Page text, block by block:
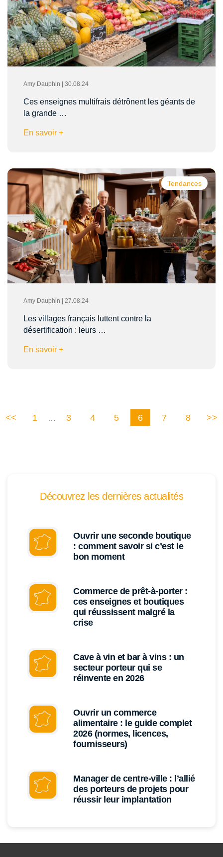
Amy Dauphin | 30.08.24
Ces enseignes multifrais détrônent les géants de
la grande …
En savoir +
Tendances
Amy Dauphin | 27.08.24
Les villages français luttent contre la
désertification : leurs …
En savoir +
<< 1 … 3 4 5 6 7 8 >>
Découvrez les dernières actualités
Ouvrir une seconde boutique
: comment savoir si c’est le
bon moment
Commerce de prêt-à-porter :
ces enseignes et boutiques
qui réussissent malgré la
crise
Cave à vin et bar à vins : un
secteur porteur qui se
réinvente en 2026
Ouvrir un commerce
alimentaire : le guide complet
2026 (normes, licences,
fournisseurs)
Manager de centre-ville : l’allié
des porteurs de projets pour
réussir leur implantation